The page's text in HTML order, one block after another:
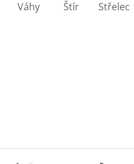
Váhy Štír Střelec